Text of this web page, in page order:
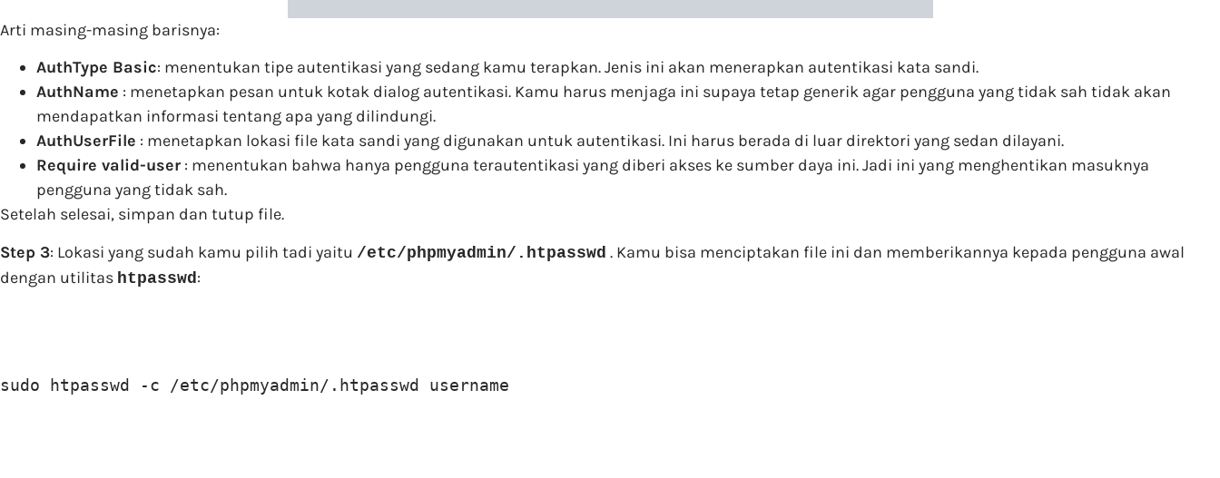
Arti masing-masing barisnya:
AuthType Basic: menentukan tipe autentikasi yang sedang kamu terapkan. Jenis ini akan menerapkan autentikasi kata sandi.
AuthName : menetapkan pesan untuk kotak dialog autentikasi. Kamu harus menjaga ini supaya tetap generik agar pengguna yang tidak sah tidak akan
mendapatkan informasi tentang apa yang dilindungi.
AuthUserFile : menetapkan lokasi file kata sandi yang digunakan untuk autentikasi. Ini harus berada di luar direktori yang sedan dilayani.
Require valid-user : menentukan bahwa hanya pengguna terautentikasi yang diberi akses ke sumber daya ini. Jadi ini yang menghentikan masuknya
pengguna yang tidak sah.
Setelah selesai, simpan dan tutup file.
Step 3: Lokasi yang sudah kamu pilih tadi yaitu /etc/phpmyadmin/.htpasswd . Kamu bisa menciptakan file ini dan memberikannya kepada pengguna awal
dengan utilitas htpasswd :
sudo htpasswd -c /etc/phpmyadmin/.htpasswd username